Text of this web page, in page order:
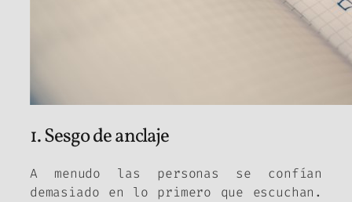
1. Sesgo de anclaje
A menudo las personas se confían
demasiado en lo primero que escuchan.